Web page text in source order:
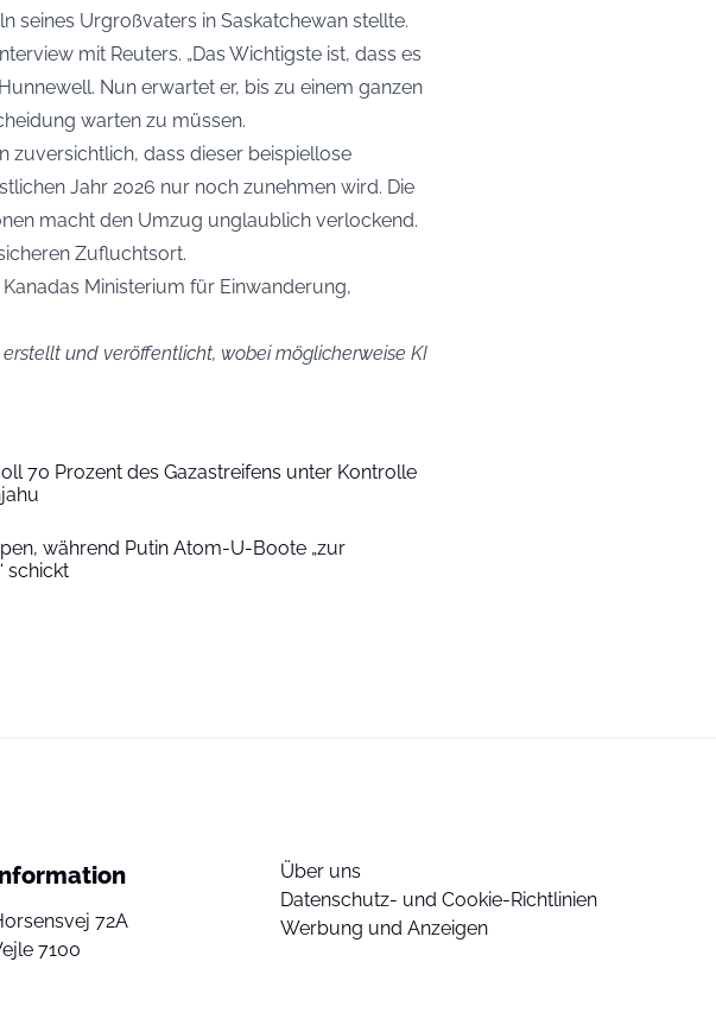
seines Urgroßvaters in Saskatchewan stellte.
mit Reuters. „Das Wichtigste ist, dass es
Nun erwartet er, bis zu einem ganzen
warten zu müssen.
zuversichtlich, dass dieser beispiellose
Jahr 2026 nur noch zunehmen wird. Die
macht den Umzug unglaublich verlockend.
Zufluchtsort.
Ministerium für Einwanderung,
und veröffentlicht, wobei möglicherweise KI
70 Prozent des Gazastreifens unter Kontrolle
während Putin Atom-U-Boote „zur
schickt
72A
7100
Über uns
Datenschutz- und Cookie-Richtlinien
Werbung und Anzeigen